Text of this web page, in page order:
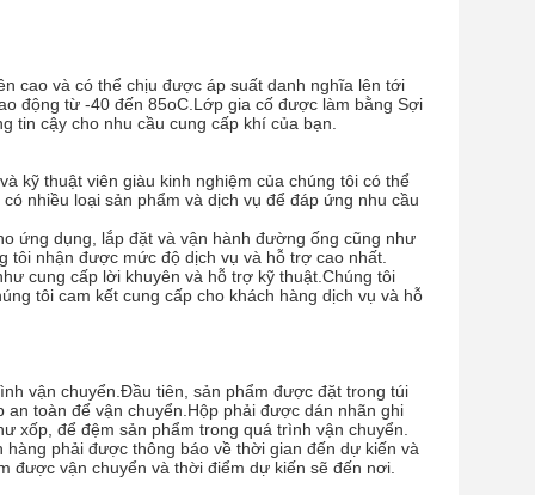
cao và có thể chịu được áp suất danh nghĩa lên tới
động từ -40 đến 85oC.Lớp gia cố được làm bằng Sợi
tin cậy cho nhu cầu cung cấp khí của bạn.
kỹ thuật viên giàu kinh nghiệm của chúng tôi có thể
nhiều loại sản phẩm và dịch vụ để đáp ứng nhu cầu
ứng dụng, lắp đặt và vận hành đường ống cũng như
nhận được mức độ dịch vụ và hỗ trợ cao nhất.
cung cấp lời khuyên và hỗ trợ kỹ thuật.Chúng tôi
tôi cam kết cung cấp cho khách hàng dịch vụ và hỗ
vận chuyển.Đầu tiên, sản phẩm được đặt trong túi
toàn để vận chuyển.Hộp phải được dán nhãn ghi
xốp, để đệm sản phẩm trong quá trình vận chuyển.
phải được thông báo về thời gian đến dự kiến ​​và
được vận chuyển và thời điểm dự kiến ​​sẽ đến nơi.